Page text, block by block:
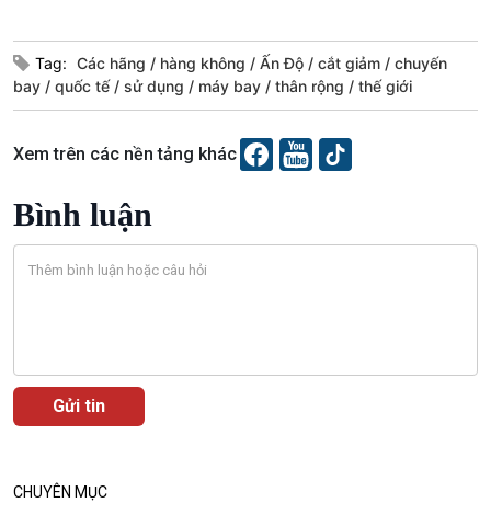
E-Magazine
10 phút Sự kiện - Luận bàn
Tag: Các hãng hàng không Ấn Độ cắt giảm
chuyến
bay
quốc tế sử dụng máy bay thân rộng thế giới
Xem trên các nền tảng khác
Bình luận
CHUYÊN MỤC